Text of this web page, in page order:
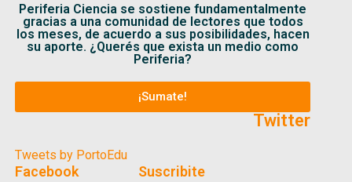
Periferia Ciencia se sostiene fundamentalmente
gracias a una comunidad de lectores que todos
los meses, de acuerdo a sus posibilidades, hacen
su aporte. ¿Querés que exista un medio como
Periferia?
¡Sumate!
Twitter
Tweets by PortoEdu
Facebook Suscribite